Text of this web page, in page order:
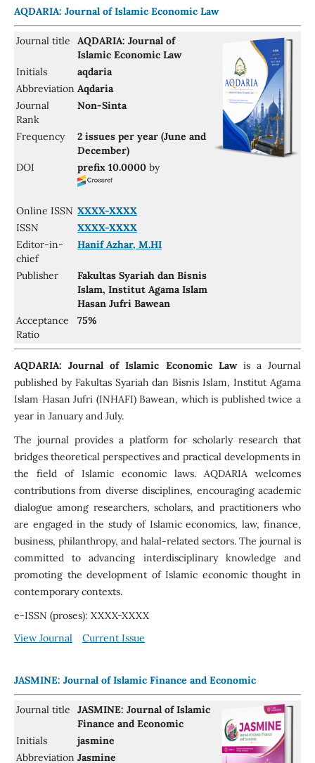
AQDARIA: Journal of Islamic Economic Law
Journal title
AQDARIA: Journal of
Islamic Economic Law
Initials
aqdaria
Abbreviation Aqdaria
Journal
Rank
Non-Sinta
Frequency
2 issues per year (June and
December)
DOI
prefix 10.0000 by
Online ISSN XXXX-XXXX
ISSN
XXXX-XXXX
Editor-in-
chief
Hanif Azhar, M.HI
Publisher
Fakultas Syariah dan Bisnis
Islam, Institut Agama Islam
Hasan Jufri Bawean
Acceptance
Ratio
75%
AQDARIA: Journal of Islamic Economic Lawis a Journal
published by Fakultas Syariah dan Bisnis Islam, Institut Agama
Islam Hasan Jufri (INHAFI) Bawean, which is published twice a
year in January and July.
The journal provides a platform for scholarly research that
bridges theoretical perspectives and practical developments in
the field of Islamic economic laws. AQDARIA welcomes
contributions from diverse disciplines, encouraging academic
dialogue among researchers, scholars, and practitioners who
are engaged in the study of Islamic economics, law, finance,
business, philanthropy, and halal-related sectors. The journal is
committed to advancing interdisciplinary knowledge and
promoting the development of Islamic economic thought in
contemporary contexts.
e-ISSN (proses): XXXX-XXXX
View Journal
Current Issue
JASMINE: Journal of Islamic Finance and Economic
Journal title
JASMINE: Journal of Islamic
Finance and Economic
Initials
jasmine
Abbreviation Jasmine